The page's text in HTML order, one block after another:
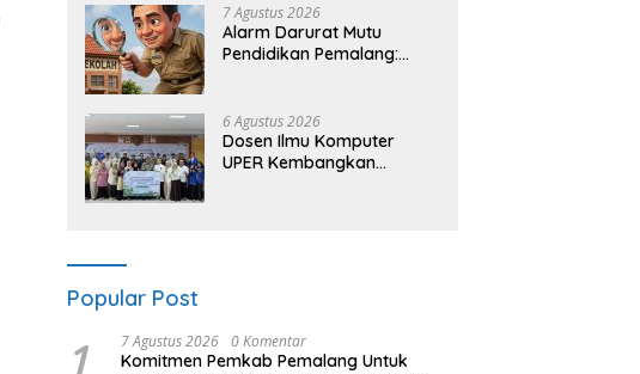
7 Agustus 2026
Alarm Darurat Mutu
Pendidikan Pemalang:
6 Agustus 2026
Dosen Ilmu Komputer
UPER Kembangkan
Popular Post
1 7 Agustus 2026 0 Komentar
Komitmen Pemkab Pemalang Untuk